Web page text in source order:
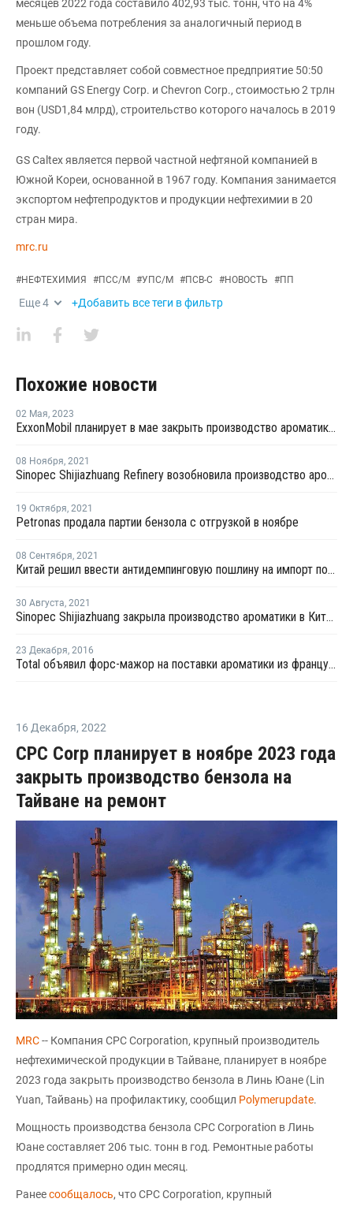
месяцев 2022 года составило 402,93 тыс. тонн, что на 4%
меньше объема потребления за аналогичный период в
прошлом году.
Проект представляет собой совместное предприятие 50:50
компаний GS Energy Corp. и Chevron Corp., стоимостью 2 трлн
вон (USD1,84 млрд), строительство которого началось в 2019
году.
GS Caltex является первой частной нефтяной компанией в
Южной Кореи, основанной в 1967 году. Компания занимается
экспортом нефтепродуктов и продукции нефтехимии в 20
стран мира.
mrc.ru
#НЕФТЕХИМИЯ #ПСС/М #УПС/М #ПСВ-С #НОВОСТЬ #ПП
Еще4 +Добавить все теги в фильтр
Похожие новости
02 Мая, 2023
ExxonMobil планирует в мае закрыть производство ароматики в Сингапуре
08 Ноября, 2021
Sinopec Shijiazhuang Refinery возобновила производство ароматики после ремонта
19 Октября, 2021
Petronas продала партии бензола с отгрузкой в ноябре
08 Сентября, 2021
Китай решил ввести антидемпинговую пошлину на импорт полифениленового эфира из США
30 Августа, 2021
Sinopec Shijiazhuang закрыла производство ароматики в Китае
23 Декабря, 2016
Total объявил форс-мажор на поставки ароматики из французского Гонфревилля
16 Декабря, 2022
CPC Corp планирует в ноябре 2023 года
закрыть производство бензола на
Тайване на ремонт
MRC-- Компания CPC Corporation, крупный производитель
нефтехимической продукции в Тайване, планирует в ноябре
2023 года закрыть производство бензола в Линь Юане (Lin
Yuan, Тайвань) на профилактику, сообщил Polymerupdate.
Мощность производства бензола CPC Corporation в Линь
Юане составляет 206 тыс. тонн в год. Ремонтные работы
продлятся примерно один месяц.
Ранеесообщалось, что CPC Corporation, крупный